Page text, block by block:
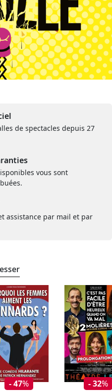
de spectacles depuis 27
vous sont
assistance par mail et par
- 47% - 32%